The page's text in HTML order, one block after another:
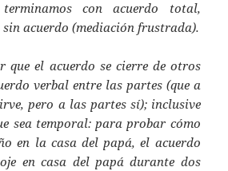
con acuerdo total,
acuerdo (mediación frustrada).
que el acuerdo se cierre de otros
verbal entre las partes (que a
pero a las partes sí); inclusive
sea temporal: para probar cómo
en la casa del papá, el acuerdo
en casa del papá durante dos